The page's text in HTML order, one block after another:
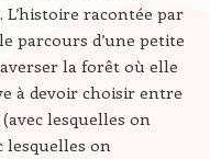
racontée par
parcours d’une petite
la forêt où elle
à devoir choisir entre
lesquelles on
lesquelles on